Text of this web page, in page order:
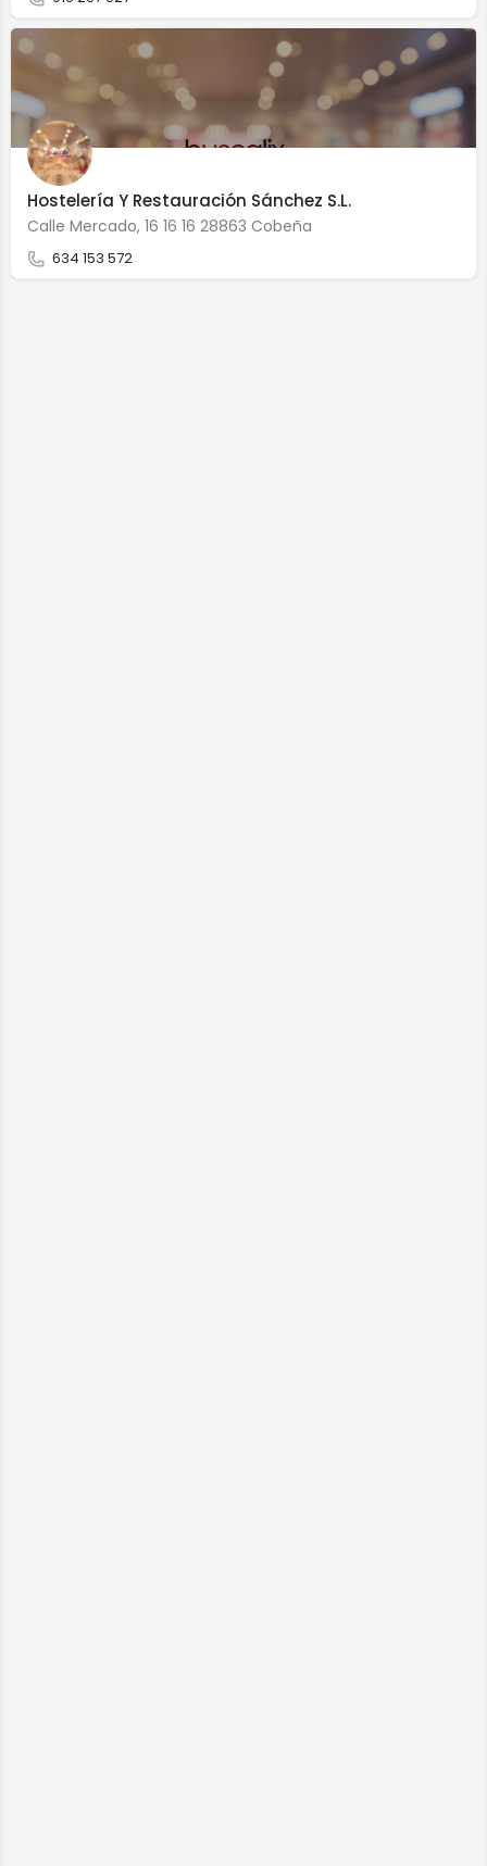
Hostelería Y Restauración Sánchez S.L.
Calle Mercado, 16 16 16 28863 Cobeña
634 153 572